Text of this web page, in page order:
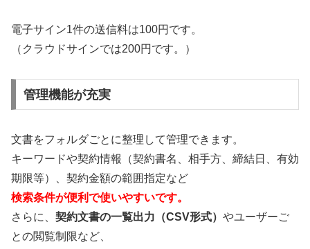
電子サイン1件の送信料は100円です。
（クラウドサインでは200円です。）
管理機能が充実
文書をフォルダごとに整理して管理できます。
キーワードや契約情報（契約書名、相手方、締結日、有効
期限等）、契約金額の範囲指定など
検索条件が便利で使いやすいです。
さらに、 契約文書の一覧出力（CSV形式） やユーザーご
との閲覧制限など、